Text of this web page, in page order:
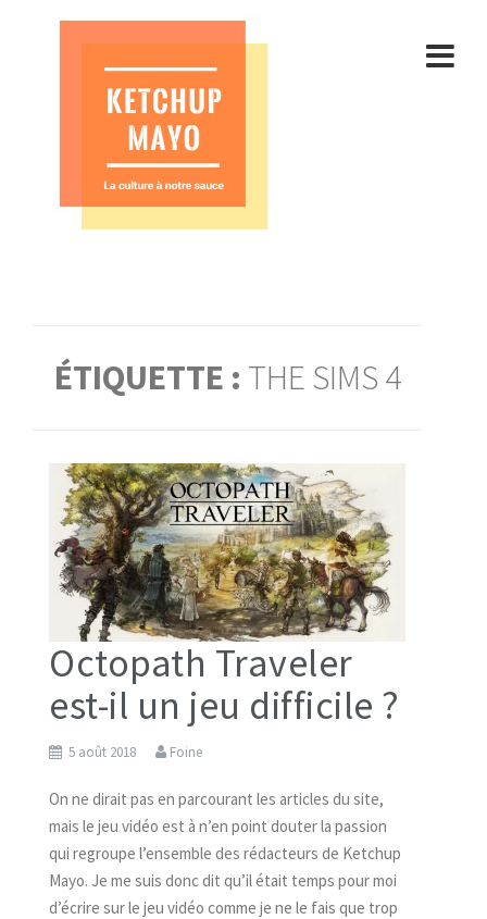
ÉTIQUETTE : THE SIMS 4
Octopath Traveler
est-il un jeu difficile ?
5 août 2018 Foine
On ne dirait pas en parcourant les articles du site,
mais le jeu vidéo est à n’en point douter la passion
qui regroupe l’ensemble des rédacteurs de Ketchup
Mayo. Je me suis donc dit qu’il était temps pour moi
d’écrire sur le jeu vidéo comme je ne le fais que trop